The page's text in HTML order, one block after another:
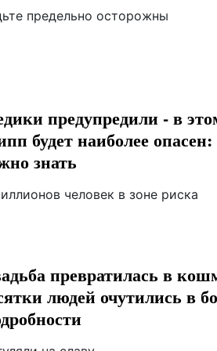
предельно осторожны
предупредили - в
будет наиболее
знать
человек в зоне риска
превратилась в
людей очутились в